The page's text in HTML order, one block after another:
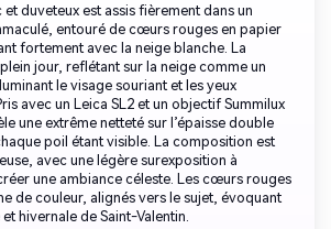
duveteux est assis fièrement dans un
entouré de cœurs rouges en papier
fortement avec la neige blanche. La
jour, reflétant sur la neige comme un
le visage souriant et les yeux
avec un Leica SL2 et un objectif Summilux
une extrême netteté sur l’épaisse double
poil étant visible. La composition est
avec une légère surexposition à
une ambiance céleste. Les cœurs rouges
de couleur, alignés vers le sujet, évoquant
hivernale de Saint-Valentin.